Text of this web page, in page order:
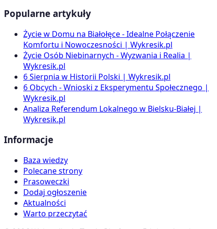
Popularne artykuły
Życie w Domu na Białołęce - Idealne Połączenie
Komfortu i Nowoczesności | Wykresik.pl
Życie Osób Niebinarnych - Wyzwania i Realia |
Wykresik.pl
6 Sierpnia w Historii Polski | Wykresik.pl
6 Obcych - Wnioski z Eksperymentu Społecznego |
Wykresik.pl
Analiza Referendum Lokalnego w Bielsku-Białej |
Wykresik.pl
Informacje
Baza wiedzy
Polecane strony
Prasoweczki
Dodaj ogłoszenie
Aktualności
Warto przeczytać